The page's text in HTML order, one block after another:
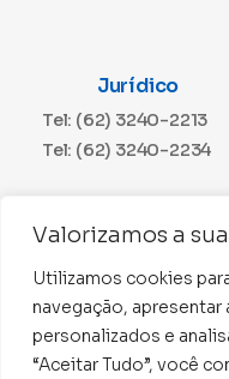
Valorizamos a
Utilizamos cookies
navegação,
personalizados e
“Aceitar Tudo”, você
Jurídico
Tel: (62) 3240-2213
Tel: (62) 3240-2234
Tel: (62) 3240-2230
CNPJ:
Conselho Regional